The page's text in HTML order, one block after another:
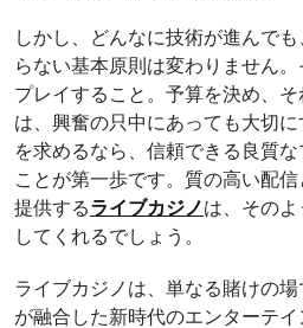
しかし、どんなに技術が進んで
らない基本原則は変わりません
プレイすること。予算を決め、
は、興奮の只中にあっても大切
を求めるなら、信頼できる良質
ことが第一歩です。質の高い配
提供するライブカジノは、その
してくれるでしょう。
ライブカジノは、単なる賭けの
が融合した新時代のエンターテ